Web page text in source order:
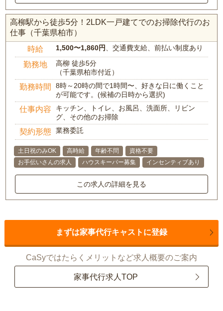
高柳駅から徒歩5分！2LDK一戸建てでのお掃除代行のお
仕事（千葉県柏市）
時給 1,500〜1,860円、交通費支給、前払い制度あり
勤務地
高柳 徒歩5分
（千葉県柏市付近）
勤務時間
8時～20時の間で1時間〜、好きな日に働くこと
が可能です。(候補の日時から選択)
仕事内容
キッチン、トイレ、お風呂、洗面所、リビン
グ、その他のお掃除
契約形態 業務委託
土日祝のみOK 高時給 年齢不問
資格不要
お手伝いさんの求人
ハウスキーパー募集 インセンティブあり
この求人の詳細を見る
まずは家事代行キャストに登録
CaSyではたらくメリットなど求人概要のご案内
家事代行求人TOP